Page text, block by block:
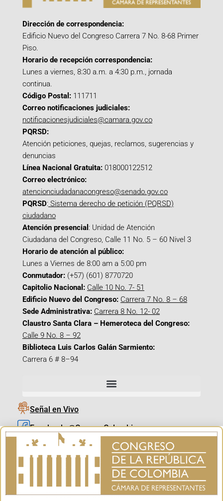
Dirección de correspondencia:
Edificio Nuevo del Congreso Carrera 7 No. 8-68 Primer
Piso.
Horario de recepción correspondencia:
Lunes a viernes, 8:30 a.m. a 4:30 p.m., jornada
continua.
Código Postal: 111711
Correo notificaciones judiciales:
notificacionesjudiciales@camara.gov.co
PQRSD:
Atención peticiones, quejas, reclamos, sugerencias y
denuncias
Línea Nacional Gratuita: 018000122512
Correo electrónico:
atencionciudadanacongreso@senado.gov.co
PQRSD: Sistema derecho de petición (PQRSD)
ciudadano
Atención presencial : Unidad de Atención
Ciudadana del Congreso, Calle 11 No. 5 – 60 Nivel 3
Horario de atención al público:
Lunes a Viernes de 8:00 am a 5:00 pm
Conmutador: (+57) (601) 8770720
Capitolio Nacional: Calle 10 No. 7- 51
Edificio Nuevo del Congreso: Carrera 7 No. 8 – 68
Sede Administrativa: Carrera 8 No. 12- 02
Claustro Santa Clara – Hemeroteca del Congreso:
Calle 9 No. 8 – 92
Biblioteca Luis Carlos Galán Sarmiento:
Carrera 6 # 8–94
Señal en Vivo
Facebook_@CamaraColombia
Instagram_@CamaraColombia
X_@CamaraColombia
Youtube_@CamaraColombia